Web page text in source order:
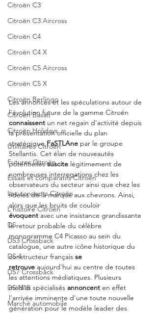
Citroën C3
Citroën C3 Aircross
Citroën C4
Citroën C4 X
Citroën C5 Aircross
Citroën C5 X
Citroën Berlingo
Citroën Basalt
Citroën Holidays
Utilitaires Citroën
Futures Citroën
Essais et comparatifs Citroën
Les concepts Citroën
L'histoire Citroën
DS
DS3 Crossback
DS 4
DS7 Crossback
DS N°8
Marché automobile
Les annonces et les spéculations autour de
l'évolution future de la gamme Citroën
connaissent un net regain d'activité depuis
la présentation officielle du plan
stratégique FaSTLAne par le groupe
Stellantis. Cet élan de nouveautés
potentielles suscite légitimement de
nombreuses interrogations chez les
observateurs du secteur ainsi que chez les
fidèles de la marque aux chevrons. Ainsi,
alors que les bruits de couloir
évoquent avec une insistance grandissante
le retour probable du célèbre
monogramme C4 Picasso au sein du
catalogue, une autre icône historique du
constructeur français se
retrouve aujourd'hui au centre de toutes
les attentions médiatiques. Plusieurs
médias spécialisés annoncent en effet
l'arrivée imminente d'une toute nouvelle
génération pour le modèle leader des